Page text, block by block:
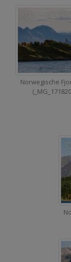
Norwegische